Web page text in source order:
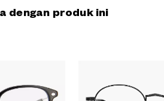
dengan produk ini